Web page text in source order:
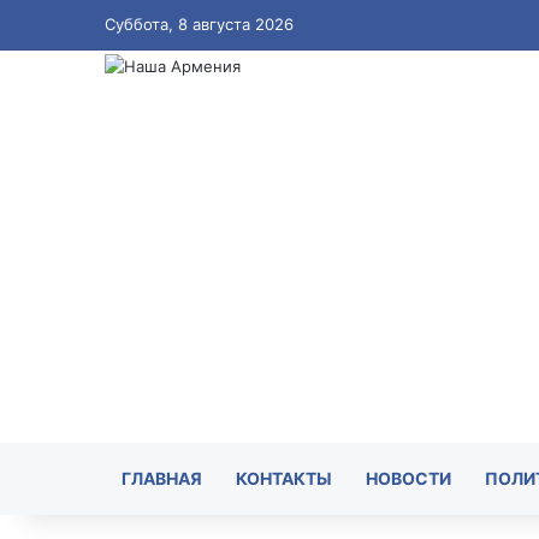
Суббота, 8 августа 2026
ГЛАВНАЯ КОНТАКТЫ НОВОСТИ